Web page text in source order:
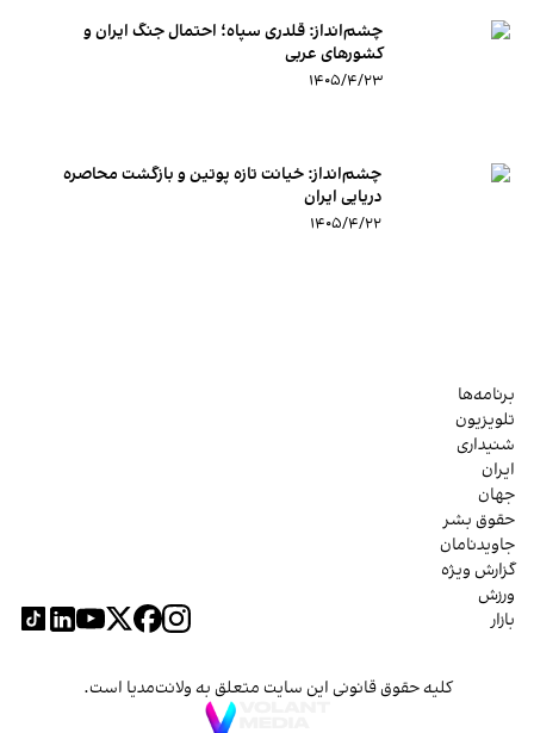
چشم‌انداز:‌ قلدری سپاه؛ احتمال جنگ ایران و
کشورهای عربی
۱۴۰۵/۴/۲۳
چشم‌انداز: خیانت تازه پوتین و بازگشت محاصره
دریایی ایران
۱۴۰۵/۴/۲۲
برنامه‌ها
تلویزیون
شنیداری
ایران
جهان
حقوق بشر
جاویدنامان
گزارش ویژه
ورزش
بازار
کلیه حقوق قانونی این سایت متعلق به ولانت‌مدیا است.